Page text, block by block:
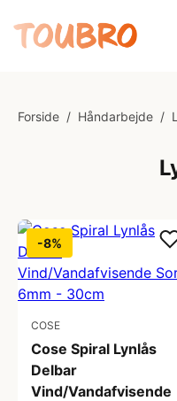
Forside / Håndarbejde /
-8%
COSE
Cose Spiral Lynlås
Delbar
Vind/Vandafvisende